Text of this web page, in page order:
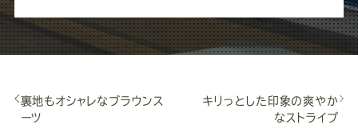
裏地もオシャレなブラウンス
ーツ
キリっとした印象の爽やか
なストライプ